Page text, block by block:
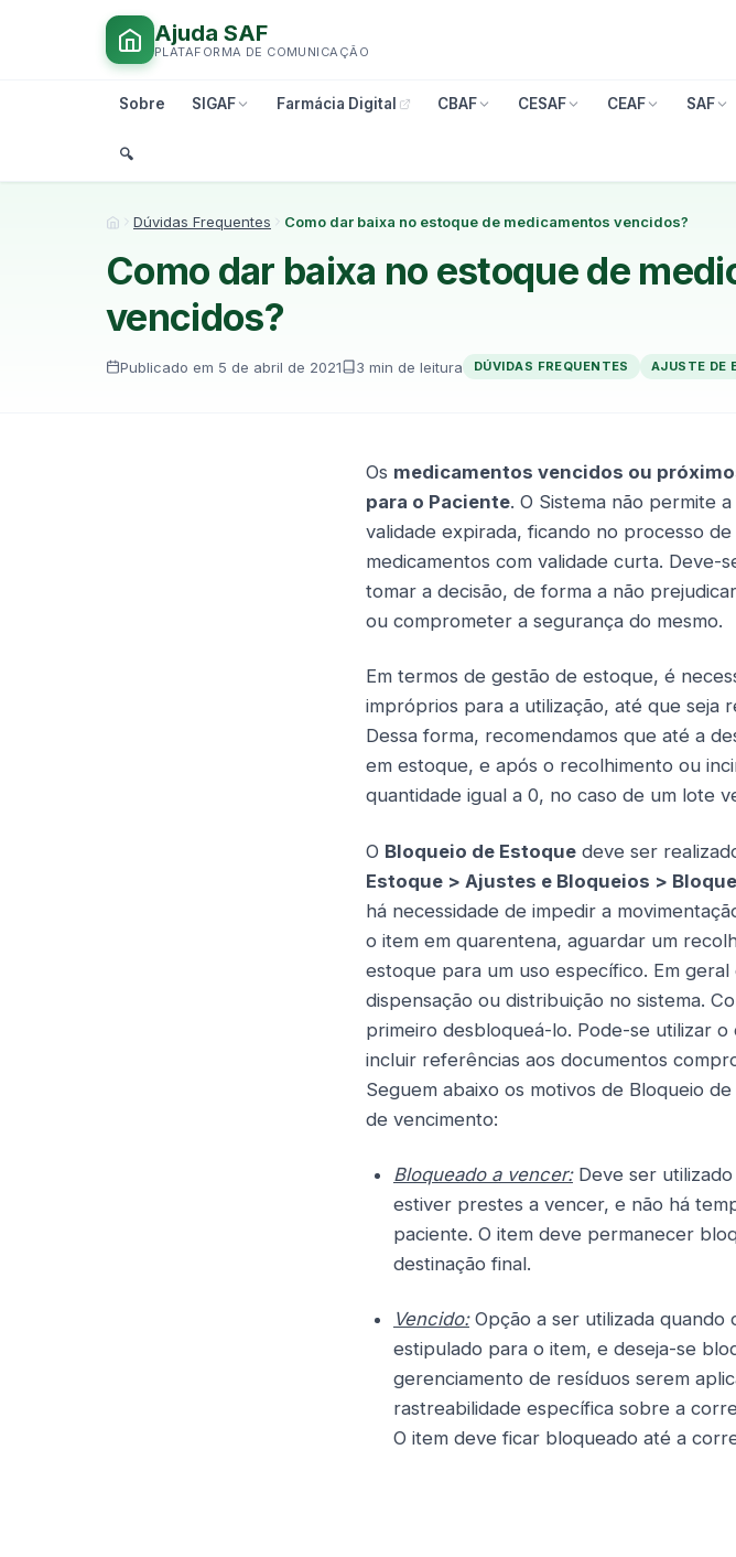
Ajuda SAF
PLATAFORMA DE COMUNICAÇÃO
Sobre SIGAF Farmácia Digital CBAF CESAF CEAF SAF
🔍︎
Início
Dúvidas Frequentes Como dar baixa no estoque de medicamentos vencidos?
Como dar baixa no estoque de
vencidos?
Publicado em 5 de abril de 2021 3 min de leitura DÚVIDAS FREQUENTES AJUSTE DE
Os medicamentos vencidos ou
para o Paciente. O Sistema não permite
validade expirada, ficando no processo
medicamentos com validade curta. Deve-
tomar a decisão, de forma a não
ou comprometer a segurança do mesmo.
Em termos de gestão de estoque, é
impróprios para a utilização, até que seja
Dessa forma, recomendamos que até a
em estoque, e após o recolhimento ou
quantidade igual a 0, no caso de um lote
O Bloqueio de Estoque deve ser
Estoque > Ajustes e Bloqueios >
há necessidade de impedir a
o item em quarentena, aguardar um
estoque para um uso específico. Em
dispensação ou distribuição no sistema.
primeiro desbloqueá-lo. Pode-se utilizar
incluir referências aos documentos
Seguem abaixo os motivos de Bloqueio
de vencimento:
Bloqueado a vencer:Deve ser
estiver prestes a vencer, e não há
paciente. O item deve permanecer
destinação final.
Vencido:Opção a ser utilizada
estipulado para o item, e deseja-se
gerenciamento de resíduos serem
rastreabilidade específica sobre a
O item deve ficar bloqueado até a